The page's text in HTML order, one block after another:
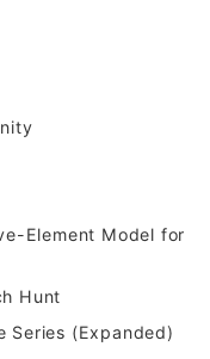
Element Model for
Hunt
Series (Expanded)